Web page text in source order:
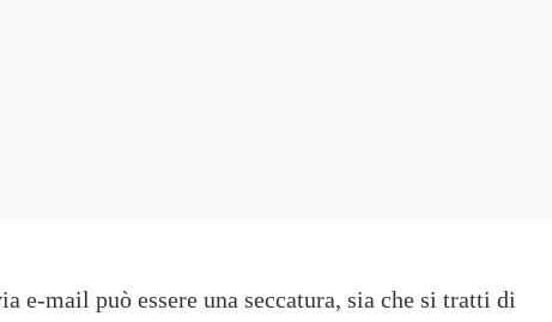
e-mail può essere una seccatura, sia che si tratti di